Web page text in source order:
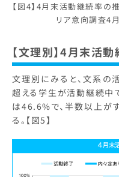
【図4】4月末活動継続率
リア意向調査4
【文理別】4月末活
文理別にみると、文系の
超える学生が活動継続中
は46.6%で、半数以上が
る。【図5】